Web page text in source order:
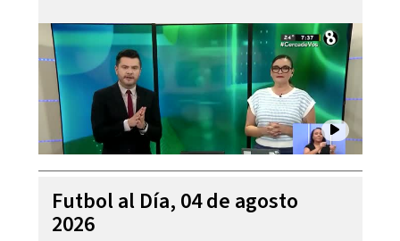
Futbol al Día, 04 de agosto
2026